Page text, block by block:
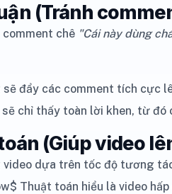
(Tránh
comment chê "Cái này dùng
đẩy các comment tích cực
chỉ thấy toàn lời khen, từ đó
(Giúp video
dựa trên tốc độ tương
Thuật toán hiểu là video